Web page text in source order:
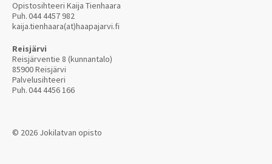
Opistosihteeri Kaija Tienhaara
Puh.044 4457 982
kaija.tienhaara(at)haapajarvi.fi
Reisjärvi
Reisjärventie 8 (kunnantalo)
85900 Reisjärvi
Palvelusihteeri
Puh.044 4456 166
© 2026 Jokilatvan opisto